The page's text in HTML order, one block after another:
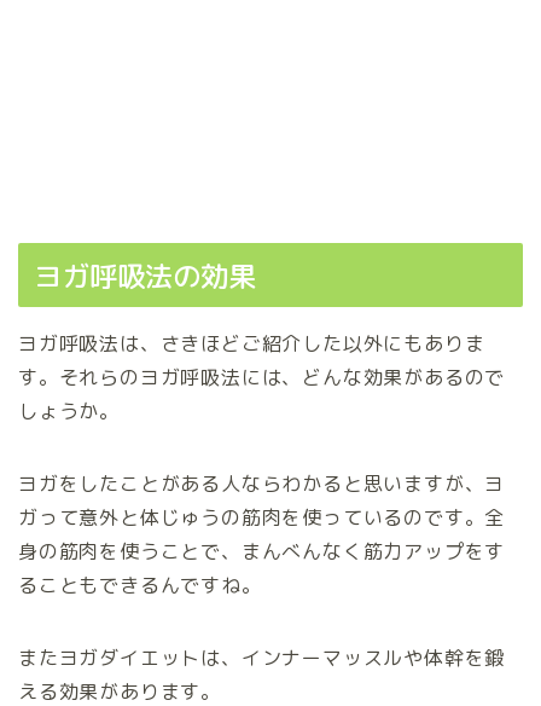
ヨガ呼吸法の効果
ヨガ呼吸法は、さきほどご紹介した以外にもありま
す。それらのヨガ呼吸法には、どんな効果があるので
しょうか。
ヨガをしたことがある人ならわかると思いますが、ヨ
ガって意外と体じゅうの筋肉を使っているのです。全
身の筋肉を使うことで、まんべんなく筋力アップをす
ることもできるんですね。
またヨガダイエットは、インナーマッスルや体幹を鍛
える効果があります。